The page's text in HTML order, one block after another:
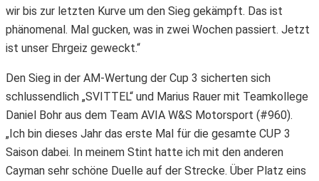
wir bis zur letzten Kurve um den Sieg gekämpft. Das ist
phänomenal. Mal gucken, was in zwei Wochen passiert. Jetzt
ist unser Ehrgeiz geweckt.“
Den Sieg in der AM-Wertung der Cup 3 sicherten sich
schlussendlich „SVITTEL“ und Marius Rauer mit Teamkollege
Daniel Bohr aus dem Team AVIA W&S Motorsport (#960).
„Ich bin dieses Jahr das erste Mal für die gesamte CUP 3
Saison dabei. In meinem Stint hatte ich mit den anderen
Cayman sehr schöne Duelle auf der Strecke. Über Platz eins